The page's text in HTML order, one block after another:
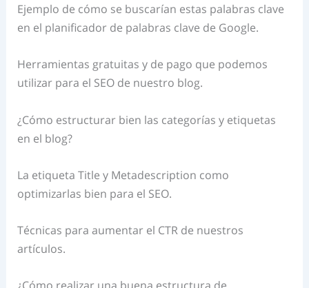
Ejemplo de cómo se buscarían estas palabras clave
en el planificador de palabras clave de Google.
Herramientas gratuitas y de pago que podemos
utilizar para el SEO de nuestro blog.
¿Cómo estructurar bien las categorías y etiquetas
en el blog?
La etiqueta Title y Metadescription como
optimizarlas bien para el SEO.
Técnicas para aumentar el CTR de nuestros
artículos.